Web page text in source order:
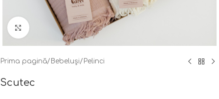
Fă clic pentru a mări
Prima pagină/ Bebeluși/ Pelinci
Scutec